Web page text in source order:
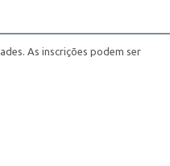
As inscrições podem ser